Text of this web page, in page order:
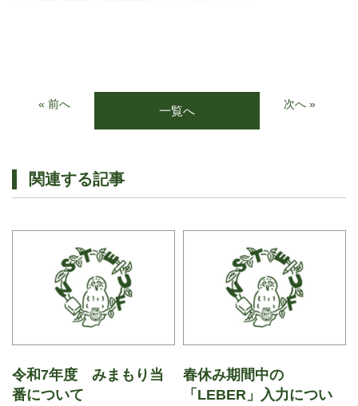
« 前へ 一覧へ 次へ »
関連する記事
令和7年度 みまもり当
番について
春休み期間中の
「LEBER」入力につい